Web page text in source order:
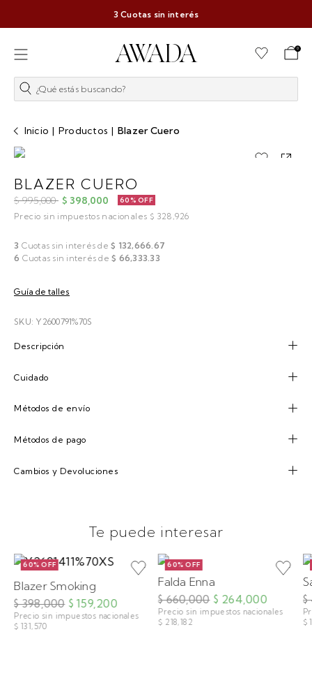
3 Cuotas sin interés
0
¿Qué estás buscando?
Inicio | Productos | Blazer Cuero
BLAZER CUERO
$ 995,000 $ 398,000 60% OFF
Precio sin impuestos nacionales $ 328,926
3 Cuotas sin interés de $ 132,666.67
6 Cuotas sin interés de $ 66,333.33
Guía de talles
SKU: Y2600791%70S
Descripción
Cuidado
Métodos de envío
Métodos de pago
Cambios y Devoluciones
Te puede interesar
60% OFF
Blazer Smoking
$ 398,000 $ 159,200
Precio sin impuestos nacionales
$ 131,570
60% OFF
Falda Enna
$ 660,000 $ 264,000
Precio sin impuestos nacionales
$ 218,182
$
$